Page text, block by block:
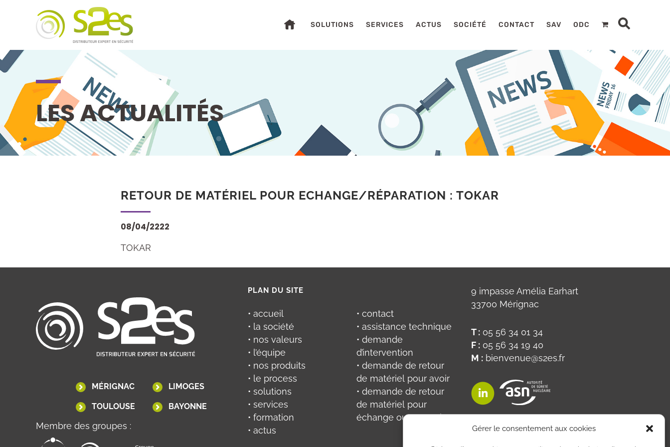
Gérer le consentement aux cookies
SOLUTIONS SERVICES ACTUS SOCIÉTÉ CONTACT SAV ODC
LES ACTUALITÉS
RETOUR DE MATÉRIEL POUR ECHANGE/RÉPARATION : TOKAR
08/04/2222
TOKAR
MÉRIGNAC LIMOGES
TOULOUSE BAYONNE
Membre des groupes :
PLAN DU SITE
• accueil
• la société
• nos valeurs
• l’équipe
• nos produits
• le process
• solutions
• services
• formation
• actus
• contact
• assistance technique
• demande
d’intervention
• demande de retour
de matériel pour avoir
• demande de retour
de matériel pour
échange ou réparation
9 impasse Amélia Earhart
33700 Mérignac
T : 05 56 34 01 34
F : 05 56 34 19 40
M :bienvenue@s2es.fr